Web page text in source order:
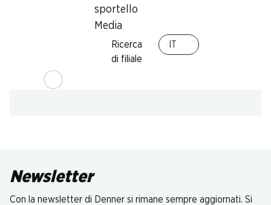
sportello
Media
Ricerca
di filiale
Newsletter
Con la newsletter di Denner si rimane sempre aggiornati. Si